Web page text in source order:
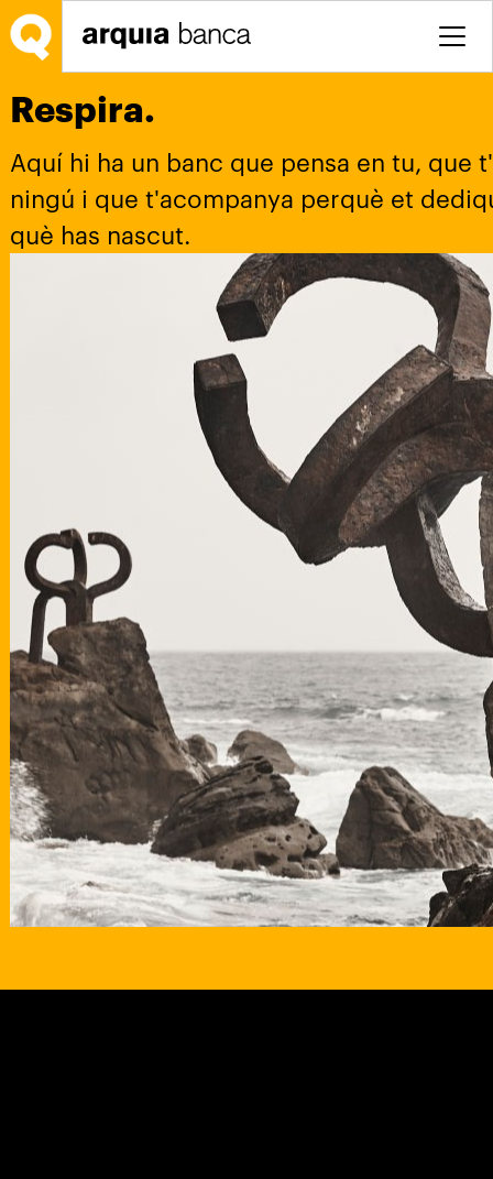
Salta al contingut principal
Respira.
Aquí hi ha un banc que pensa en tu, que
ningú i que t'acompanya perquè et
què has nascut.